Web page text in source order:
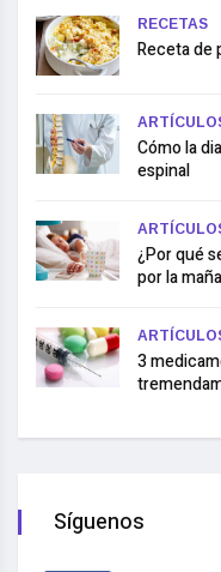
RECETAS
Receta de
Cómo la
espinal
¿Por qué
por la
3
Síguenos